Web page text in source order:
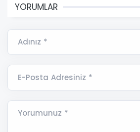
YORUMLAR
Adınız *
E-Posta Adresiniz *
Yorumunuz *